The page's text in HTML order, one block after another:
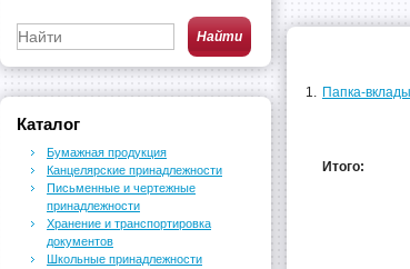
1. Папка-
Итого:
Каталог
Бумажная продукция
Канцелярские принадлежности
Письменные и чертежные
принадлежности
Хранение и транспортировка
документов
Школьные принадлежности